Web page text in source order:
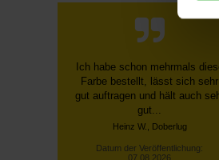
Schnelle, unkomplizierte
Bestellung über die Homepage,
schnelle Lieferung, gute
Sendungsverfolgung ...
Datum der Veröffentlichung:
07.08.2026
Datum der Kauferfahrung: 27.07.2026